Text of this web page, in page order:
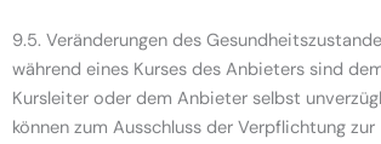
9.5. Veränderungen des
während eines Kurses des Anbieters sind
Kursleiter oder dem Anbieter selbst
können zum Ausschluss der Verpflichtung zur